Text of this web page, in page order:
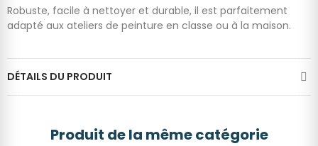
Robuste, facile à nettoyer et durable, il est parfaitement
adapté aux ateliers de peinture en classe ou à la maison.
DÉTAILS DU PRODUIT
Produit de la même catégorie